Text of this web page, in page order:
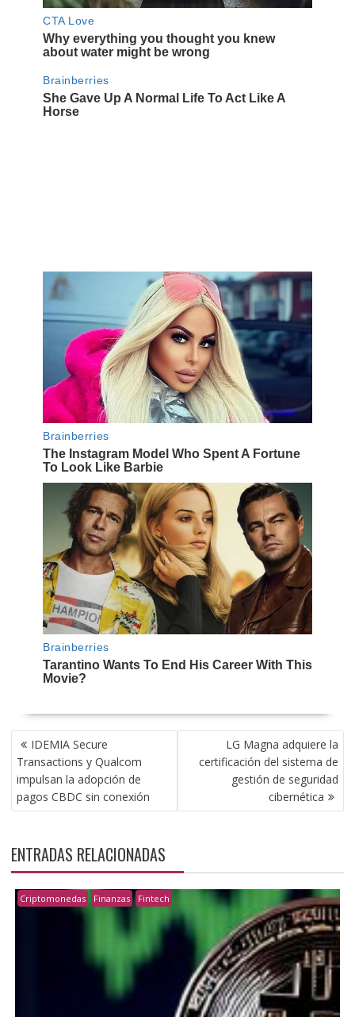
NAVEGACIÓN
DE
ENTRADAS
IDEMIA Secure
Transactions y Qualcom
impulsan la adopción de
pagos CBDC sin conexión
LG Magna adquiere la
certificación del sistema de
gestión de seguridad
cibernética
ENTRADAS RELACIONADAS
Criptomonedas Finanzas Fintech